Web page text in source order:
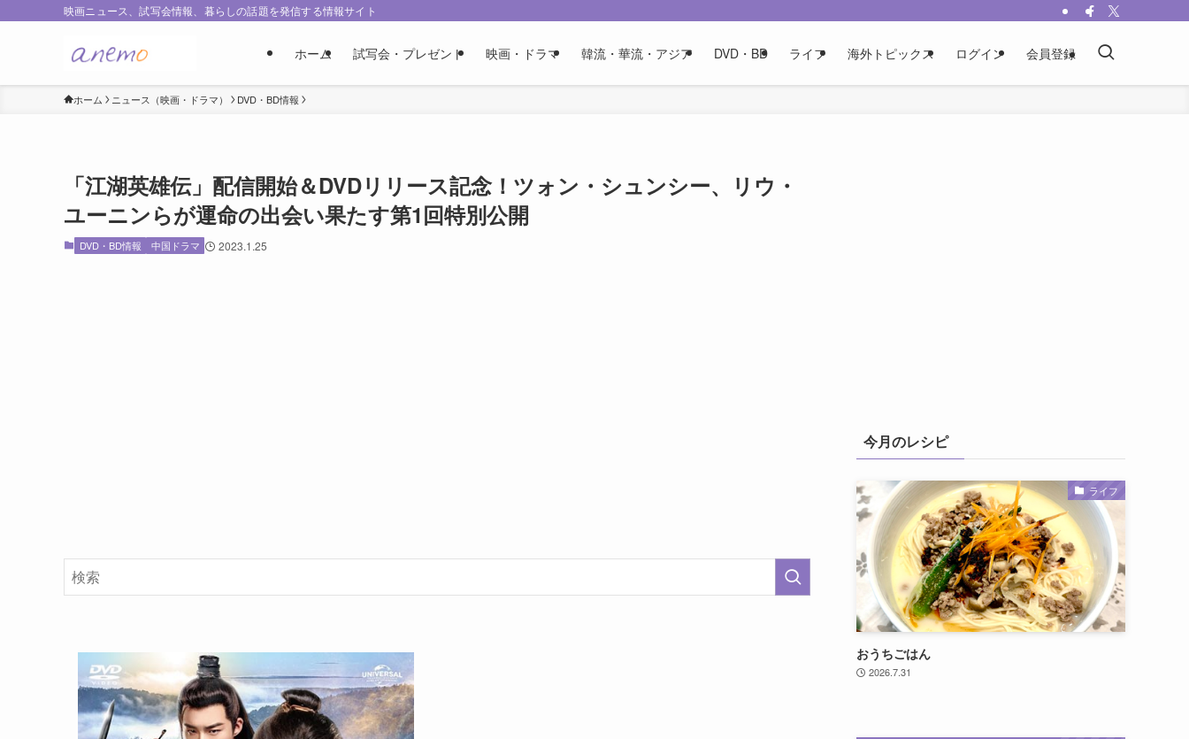
映画ニュース、試写会情報、暮らしの話題を発信する情報サイト
ホーム 試写会・プレゼント 映画・ドラマ 韓流・華流・アジア DVD・BD ライフ 海外トピックス ログイン 会員登録
ホーム ニュース（映画・ドラマ） DVD・BD情報
「江湖英雄伝」配信開始＆DVDリリース記念！ツォン・シュンシー、リウ・
ユーニンらが運命の出会い果たす第1回特別公開
DVD・BD情報 中国ドラマ 2023.1.25
今月のレシピ
ライフ
おうちごはん
2026.7.31